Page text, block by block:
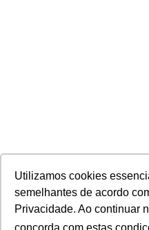
Utilizamos cookies
semelhantes de acordo
Privacidade. Ao continuar